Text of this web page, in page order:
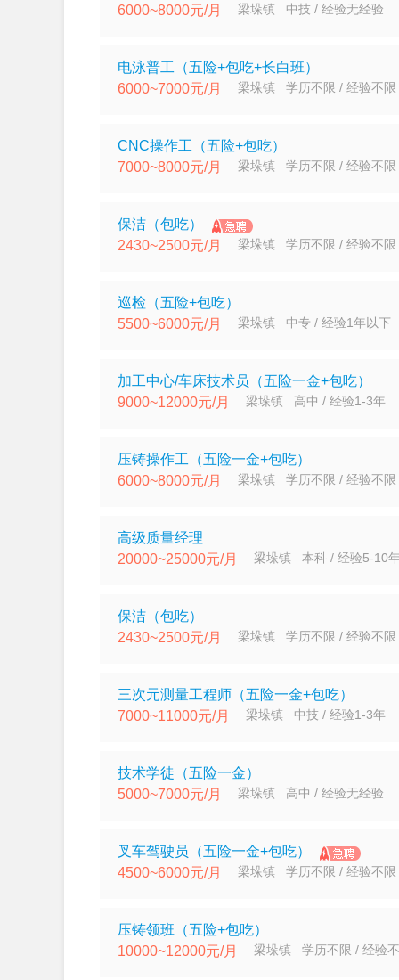
6000~8000元/月 梁垛镇 中技 / 经验无经验
电泳普工（五险+包吃+长白班）
6000~7000元/月 梁垛镇 学历不限 / 经验不限
CNC操作工（五险+包吃）
7000~8000元/月 梁垛镇 学历不限 / 经验不限
保洁（包吃）
2430~2500元/月 梁垛镇 学历不限 / 经验不限
巡检（五险+包吃）
5500~6000元/月 梁垛镇 中专 / 经验1年以下
加工中心/车床技术员（五险一金+包吃）
9000~12000元/月 梁垛镇 高中 / 经验1-3年
压铸操作工（五险一金+包吃）
6000~8000元/月 梁垛镇 学历不限 / 经验不限
高级质量经理
20000~25000元/月 梁垛镇 本科 / 经验5-10
保洁（包吃）
2430~2500元/月 梁垛镇 学历不限 / 经验不限
三次元测量工程师（五险一金+包吃）
7000~11000元/月 梁垛镇 中技 / 经验1-3年
技术学徒（五险一金）
5000~7000元/月 梁垛镇 高中 / 经验无经验
叉车驾驶员（五险一金+包吃）
4500~6000元/月 梁垛镇 学历不限 / 经验不限
压铸领班（五险+包吃）
10000~12000元/月 梁垛镇 学历不限 / 经验